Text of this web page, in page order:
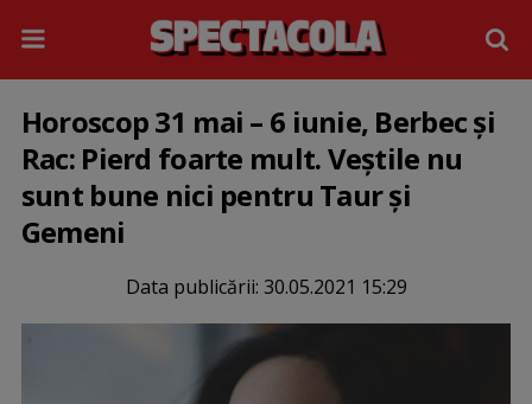
Horoscop 31 mai – 6 iunie, Berbec și
Rac: Pierd foarte mult. Veștile nu
sunt bune nici pentru Taur și
Gemeni
Data publicării: 30.05.2021 15:29